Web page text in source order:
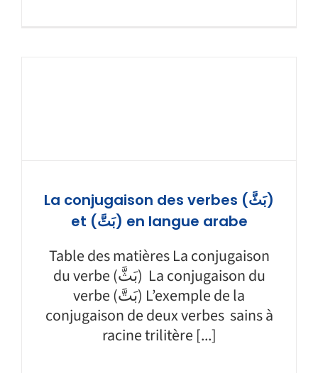
La conjugaison des verbes (بَثَّ)
et (بَتَّ) en langue arabe
Table des matières La conjugaison
du verbe (بَثَّ) La conjugaison du
verbe (بَتَّ) L’exemple de la
conjugaison de deux verbes sains à
racine trilitère [...]